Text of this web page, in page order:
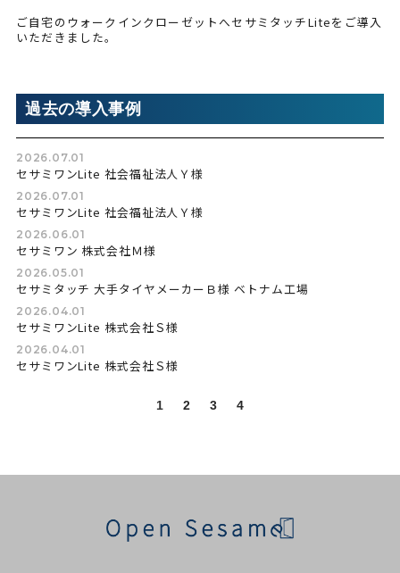
ご自宅のウォークインクローゼットへセサミタッチLiteをご導入
いただきました。
過去の導入事例
2026.07.01
セサミワンLite 社会福祉法人Ｙ様
2026.07.01
セサミワンLite 社会福祉法人Ｙ様
2026.06.01
セサミワン 株式会社Ｍ様
2026.05.01
セサミタッチ 大手タイヤメーカーＢ様 ベトナム工場
2026.04.01
セサミワンLite 株式会社Ｓ様
2026.04.01
セサミワンLite 株式会社Ｓ様
1 2 3 4